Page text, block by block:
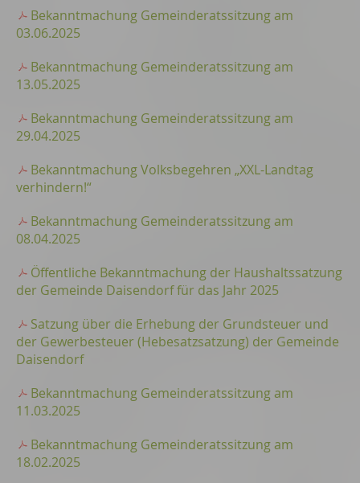
Bekanntmachung Gemeinderatssitzung am
03.06.2025
Bekanntmachung Gemeinderatssitzung am
13.05.2025
Bekanntmachung Gemeinderatssitzung am
29.04.2025
Bekanntmachung Volksbegehren „XXL-Landtag
verhindern!“
Bekanntmachung Gemeinderatssitzung am
08.04.2025
Öffentliche Bekanntmachung der Haushaltssatzung
der Gemeinde Daisendorf für das Jahr 2025
Satzung über die Erhebung der Grundsteuer und
der Gewerbesteuer (Hebesatzsatzung) der Gemeinde
Daisendorf
Bekanntmachung Gemeinderatssitzung am
11.03.2025
Bekanntmachung Gemeinderatssitzung am
18.02.2025